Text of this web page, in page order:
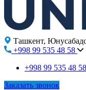
Ташкент,
+998 99 535 48 58
+998 99 535 48 58
Заказать звонок